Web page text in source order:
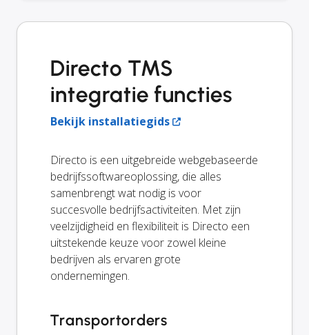
Directo TMS
integratie functies
Bekijk installatiegids
Directo is een uitgebreide webgebaseerde
bedrijfssoftwareoplossing, die alles
samenbrengt wat nodig is voor
succesvolle bedrijfsactiviteiten. Met zijn
veelzijdigheid en flexibiliteit is Directo een
uitstekende keuze voor zowel kleine
bedrijven als ervaren grote
ondernemingen.
Transportorders